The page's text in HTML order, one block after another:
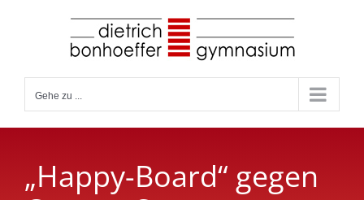
Gehe zu ...
„Happy-Board“ gegen